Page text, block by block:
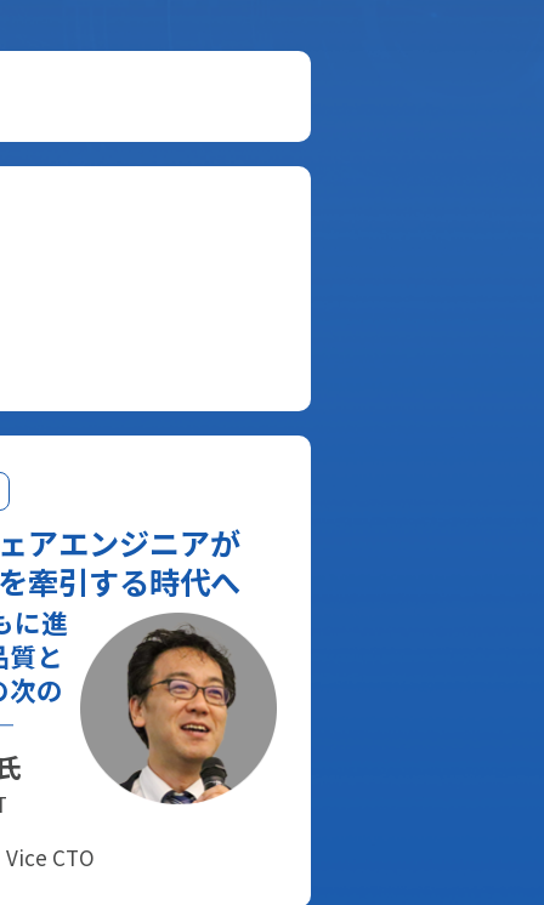
アエンジニアが
牽引する時代へ
に進
と
次の
CTO